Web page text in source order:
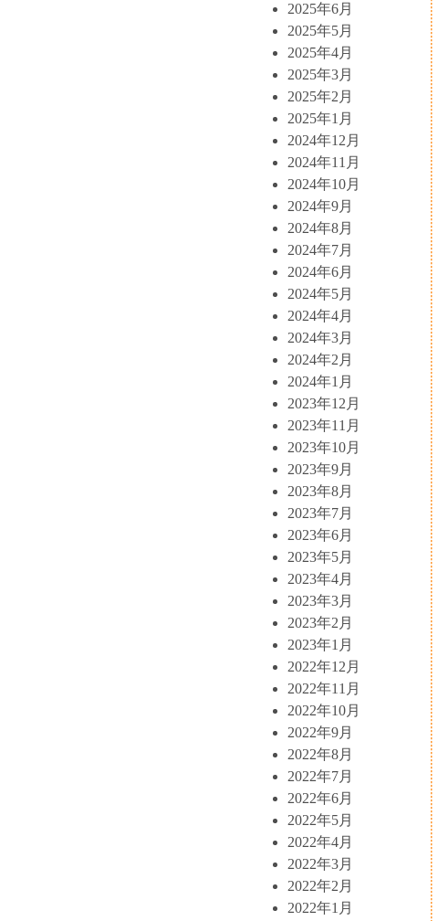
2025年6月
2025年5月
2025年4月
2025年3月
2025年2月
2025年1月
2024年12月
2024年11月
2024年10月
2024年9月
2024年8月
2024年7月
2024年6月
2024年5月
2024年4月
2024年3月
2024年2月
2024年1月
2023年12月
2023年11月
2023年10月
2023年9月
2023年8月
2023年7月
2023年6月
2023年5月
2023年4月
2023年3月
2023年2月
2023年1月
2022年12月
2022年11月
2022年10月
2022年9月
2022年8月
2022年7月
2022年6月
2022年5月
2022年4月
2022年3月
2022年2月
2022年1月